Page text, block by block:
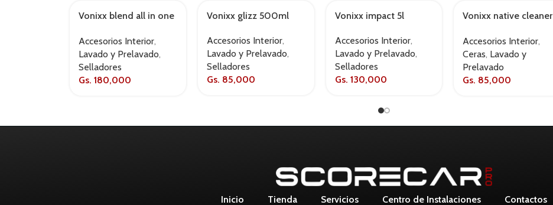
Vonixx blend all in one
Accesorios Interior,
Lavado y Prelavado,
Selladores
Gs. 180,000
Vonixx glizz 500ml
Accesorios Interior,
Lavado y Prelavado,
Selladores
Gs. 85,000
Vonixx impact 5l
Accesorios Interior,
Lavado y Prelavado,
Selladores
Gs. 130,000
Vonixx native cleaner
Accesorios Interior,
Ceras, Lavado y
Prelavado
Gs. 85,000
Inicio Tienda Servicios Centro de Instalaciones Contactos